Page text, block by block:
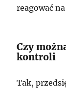
reagować
Czy
kontroli
Tak,